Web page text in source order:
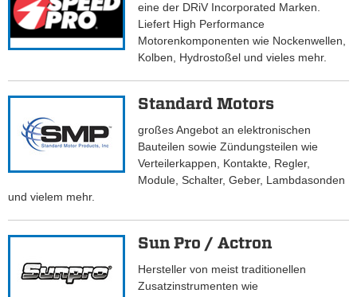
eine der DRiV Incorporated Marken.
Liefert High Performance
Motorenkomponenten wie Nockenwellen,
Kolben, Hydrostoßel und vieles mehr.
Standard Motors
großes Angebot an elektronischen
Bauteilen sowie Zündungsteilen wie
Verteilerkappen, Kontakte, Regler,
Module, Schalter, Geber, Lambdasonden
und vielem mehr.
Sun Pro / Actron
Hersteller von meist traditionellen
Zusatzinstrumenten wie